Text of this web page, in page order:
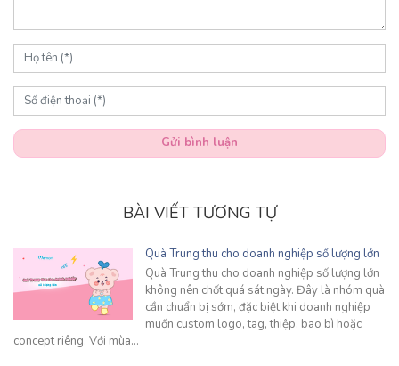
Gửi bình luận
BÀI VIẾT TƯƠNG TỰ
Quà Trung thu cho doanh nghiệp số lượng lớn
Quà Trung thu cho doanh nghiệp số lượng lớn
không nên chốt quá sát ngày. Đây là nhóm quà
cần chuẩn bị sớm, đặc biệt khi doanh nghiệp
muốn custom logo, tag, thiệp, bao bì hoặc
concept riêng. Với mùa…